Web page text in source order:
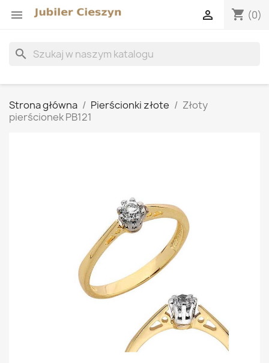
 shopping_cart (0)

search
Strona główna Pierścionki złote
Złoty
pierścionek PB121